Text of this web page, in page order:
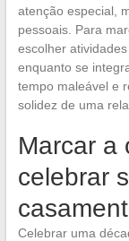
atenção especial,
pessoais. Para
escolher
enquanto se
tempo maleável e
solidez de uma
Marcar a
celebrar
Celebrar uma